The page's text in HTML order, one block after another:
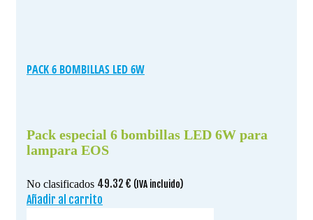
PACK 6 BOMBILLAS LED 6W
Pack especial 6 bombillas LED 6W para
lampara EOS
No clasificados 49.32 € (IVA incluido)
Añadir al carrito